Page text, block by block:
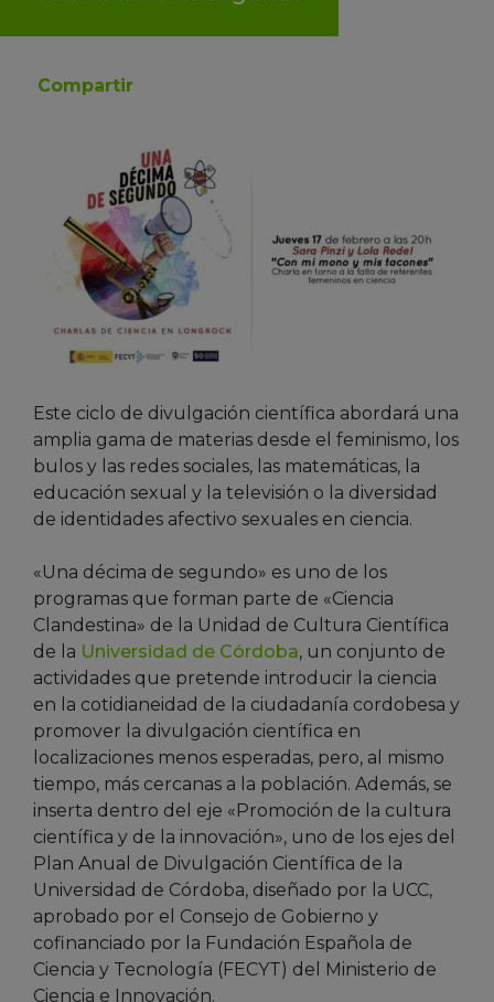
Compartir
Este ciclo de divulgación científica abordará una
amplia gama de materias desde el feminismo, los
bulos y las redes sociales, las matemáticas, la
educación sexual y la televisión o la diversidad
de identidades afectivo sexuales en ciencia.
«Una décima de segundo» es uno de los
programas que forman parte de «Ciencia
Clandestina» de la Unidad de Cultura Científica
de la Universidad de Córdoba, un conjunto de
actividades que pretende introducir la ciencia
en la cotidianeidad de la ciudadanía cordobesa y
promover la divulgación científica en
localizaciones menos esperadas, pero, al mismo
tiempo, más cercanas a la población. Además, se
inserta dentro del eje «Promoción de la cultura
científica y de la innovación», uno de los ejes del
Plan Anual de Divulgación Científica de la
Universidad de Córdoba, diseñado por la UCC,
aprobado por el Consejo de Gobierno y
cofinanciado por la Fundación Española de
Ciencia y Tecnología (FECYT) del Ministerio de
Ciencia e Innovación.